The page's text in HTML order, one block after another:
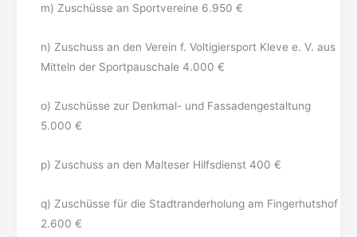
m) Zuschüsse an Sportvereine 6.950 €
n) Zuschuss an den Verein f. Voltigiersport Kleve e. V. aus
Mitteln der Sportpauschale 4.000 €
o) Zuschüsse zur Denkmal- und Fassadengestaltung
5.000 €
p) Zuschuss an den Malteser Hilfsdienst 400 €
q) Zuschüsse für die Stadtranderholung am Fingerhutshof
2.600 €